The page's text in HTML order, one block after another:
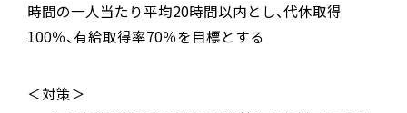
時間の一人当たり平均20時間以内とし、代休取得
100％、有給取得率70％を目標とする
＜対策＞